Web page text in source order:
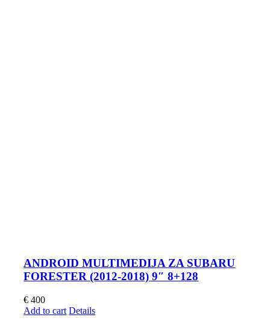
ANDROID MULTIMEDIJA ZA SUBARU
FORESTER (2012-2018) 9″ 8+128
€ 400
Add to cart Details